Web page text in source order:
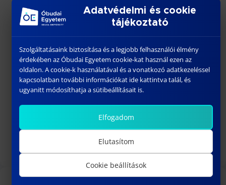
177.SZ HATÁROZAT
Adatvédelmi és cookie
tájékoztató
Szolgáltatásaink biztosítása és a legjobb felhasználói élmény
érdekében az Óbudai Egyetem cookie-kat használ ezen az
oldalon. A cookie-k használatával és a vonatkozó adatkezeléssel
kapcsolatban további információkat ide kattintva talál, és
ugyanitt módosíthatja a sütibeállításait is.
Elfogadom
Elutasítom
Cookie beállítások